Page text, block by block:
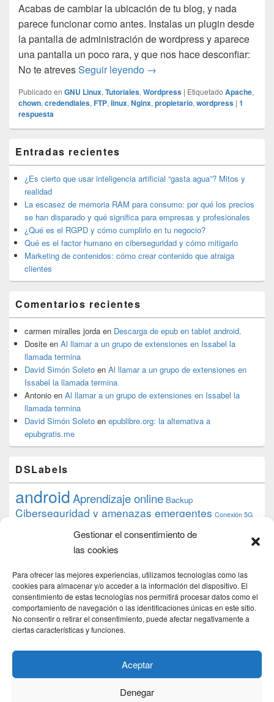
Gestionar el consentimiento de
las cookies
Para ofrecer las mejores experiencias, utilizamos tecnologías como las
cookies para almacenar y/o acceder a la información del dispositivo. El
consentimiento de estas tecnologías nos permitirá procesar datos como el
comportamiento de navegación o las identificaciones únicas en este sitio.
No consentir o retirar el consentimiento, puede afectar negativamente a
ciertas características y funciones.
Aceptar
Denegar
Acabas de cambiar la ubicación de tu blog, y nada
parece funcionar como antes. Instalas un plugin desde
la pantalla de administración de wordpress y aparece
una pantalla un poco rara, y que nos hace desconfiar:
No te atrevesSeguir leyendo WordPress me pide
→
Publicado en GNU Linux, Tutoriales, Wordpress | Etiquetado Apache,
chown, credendiales, FTP, linux, Nginx, propietario, wordpress | 1
respuesta
área
de
widget
barra
lateral
primaria
Entradas recientes
¿Es cierto que usar inteligencia artificial “gasta agua”? Mitos y
realidad
La escasez de memoria RAM para consumo: por qué los precios
se han disparado y qué significa para empresas y profesionales
¿Qué es el RGPD y cómo cumplirlo en tu negocio?
Qué es el factor humano en ciberseguridad y cómo mitigarlo
Marketing de contenidos: cómo crear contenido que atraiga
clientes
Comentarios recientes
carmen miralles jorda en Descarga de epub en tablet android.
Dosite en Al llamar a un grupo de extensiones en Issabel la
llamada termina
David Simón Soleto en Al llamar a un grupo de extensiones en
Issabel la llamada termina
Antonio en Al llamar a un grupo de extensiones en Issabel la
llamada termina
David Simón Soleto en epublibre.org: la alternativa a
epubgratis.me
DSLabels
androidAprendizaje online Backup
Ciberseguridad y amenazas emergentes Conexión 5G
datos debian desarrollo web
Formación Google
iphone
proyecto PS4 python Raspberryraspberrypi
raspbian review Servidor Web Sostenibilidad
tecnológicaTecnología torrent
transmissiontutorial ubuntu server Windows